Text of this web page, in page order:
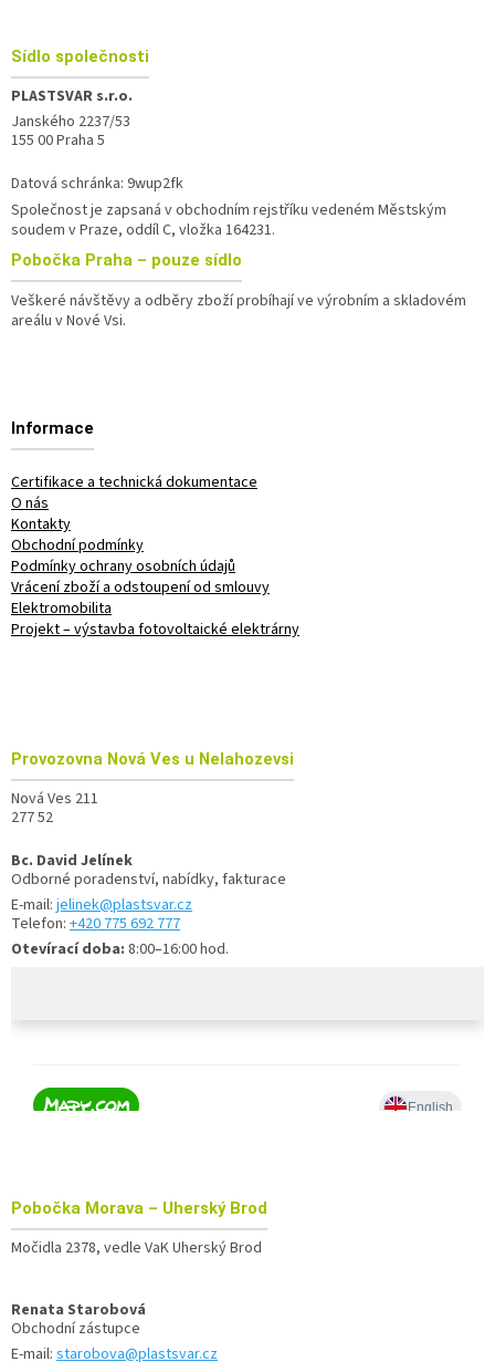
Sídlo společnosti
PLASTSVAR s.r.o.
Janského 2237/53
155 00 Praha 5
Datová schránka: 9wup2fk
Společnost je zapsaná v obchodním rejstříku vedeném Městským
soudem v Praze, oddíl C, vložka 164231.
Pobočka Praha – pouze sídlo
Veškeré návštěvy a odběry zboží probíhají ve výrobním a skladovém
areálu v Nové Vsi.
Informace
Certifikace a technická dokumentace
O nás
Kontakty
Obchodní podmínky
Podmínky ochrany osobních údajů
Vrácení zboží a odstoupení od smlouvy
Elektromobilita
Projekt – výstavba fotovoltaické elektrárny
Provozovna Nová Ves u Nelahozevsi
Nová Ves 211
277 52
Bc. David Jelínek
Odborné poradenství, nabídky, fakturace
E-mail: jelinek@plastsvar.cz
Telefon: +420 775 692 777
Otevírací doba: 8:00–16:00 hod.
Pobočka Morava – Uherský Brod
Močidla 2378, vedle VaK Uherský Brod
Renata Starobová
Obchodní zástupce
E-mail: starobova@plastsvar.cz